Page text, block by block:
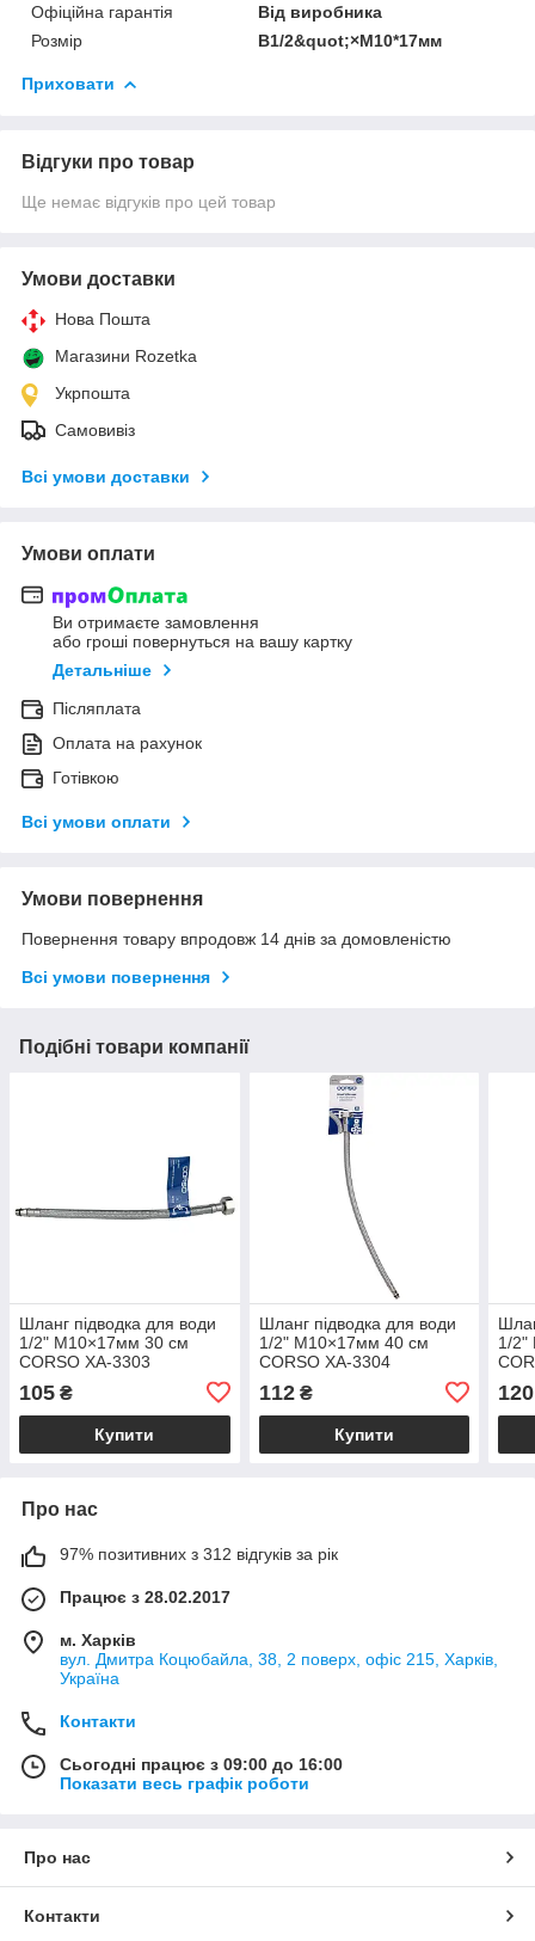
Офіційна гарантія
Від виробника
Розмір
B1/2&quot;×М10*17мм
Приховати
Відгуки про товар
Ще немає відгуків про цей товар
Умови доставки
Нова Пошта
Магазини Rozetka
Укрпошта
Самовивіз
Всі умови доставки
Умови оплати
Ви отримаєте замовлення
або гроші повернуться на вашу картку
Детальніше
Післяплата
Оплата на рахунок
Готівкою
Всі умови оплати
Умови повернення
Повернення товару впродовж 14 днів за домовленістю
Всі умови повернення
Подібні товари компанії
Шланг підводка для води
1/2" М10×17мм 30 см
CORSO XA-3303
105 ₴
Купити
Шланг підводка для води
1/2" М10×17мм 40 см
CORSO XA-3304
112₴
Купити
1/2"
120
Про нас
97% позитивних з 312 відгуків за рік
Працює з 28.02.2017
м. Харків
вул. Дмитра Коцюбайла, 38, 2 поверх, офіс 215, Харків,
Україна
Контакти
Сьогодні працює з 09:00 до 16:00
Показати весь графік роботи
Про нас
Контакти